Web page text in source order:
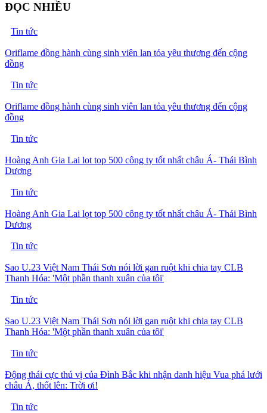
ĐỌC NHIỀU
Tin tức
Oriflame đồng hành cùng sinh viên lan tỏa yêu thương đến cộng
đồng
Tin tức
Oriflame đồng hành cùng sinh viên lan tỏa yêu thương đến cộng
đồng
Tin tức
Hoàng Anh Gia Lai lọt top 500 công ty tốt nhất châu Á- Thái Bình
Dương
Tin tức
Hoàng Anh Gia Lai lọt top 500 công ty tốt nhất châu Á- Thái Bình
Dương
Tin tức
Sao U.23 Việt Nam Thái Sơn nói lời gan ruột khi chia tay CLB
Thanh Hóa: 'Một phần thanh xuân của tôi'
Tin tức
Sao U.23 Việt Nam Thái Sơn nói lời gan ruột khi chia tay CLB
Thanh Hóa: 'Một phần thanh xuân của tôi'
Tin tức
Động thái cực thú vị của Đình Bắc khi nhận danh hiệu Vua phá lưới
châu Á, thốt lên: Trời ơi!
Tin tức